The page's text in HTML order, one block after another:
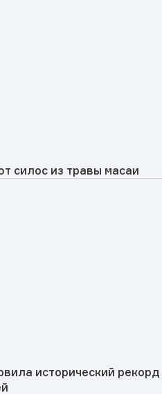
силос из травы масаи
исторический рекорд